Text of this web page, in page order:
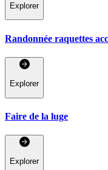
Explorer
Randonnée raquettes
Explorer
Faire de la luge
Explorer